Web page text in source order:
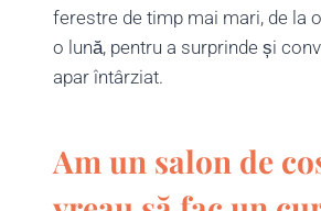
ferestre de timp mai mari, de la
o lună, pentru a surprinde și
apar întârziat.
Am un salon de